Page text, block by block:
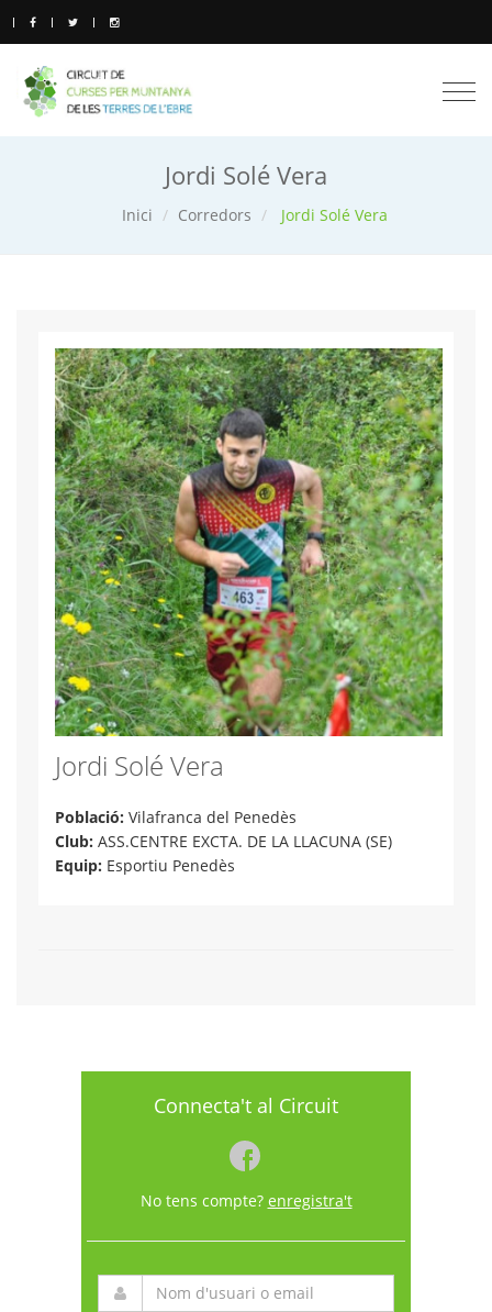
Jordi Solé Vera
Inici Corredors Jordi Solé Vera
Jordi Solé Vera
Població: Vilafranca del Penedès
Club: ASS.CENTRE EXCTA. DE LA LLACUNA (SE)
Equip: Esportiu Penedès
Connecta't al Circuit
No tens compte? enregistra't